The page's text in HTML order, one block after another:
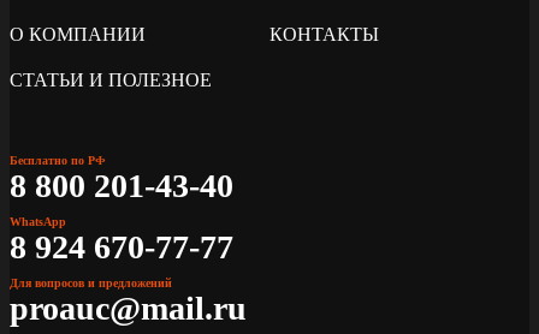
О КОМПАНИИ КОНТАКТЫ
СТАТЬИ И ПОЛЕЗНОЕ
Бесплатно по РФ
8 800 201-43-40
WhatsApp
8 924 670-77-77
Для вопросов и предложений
proauc@mail.ru